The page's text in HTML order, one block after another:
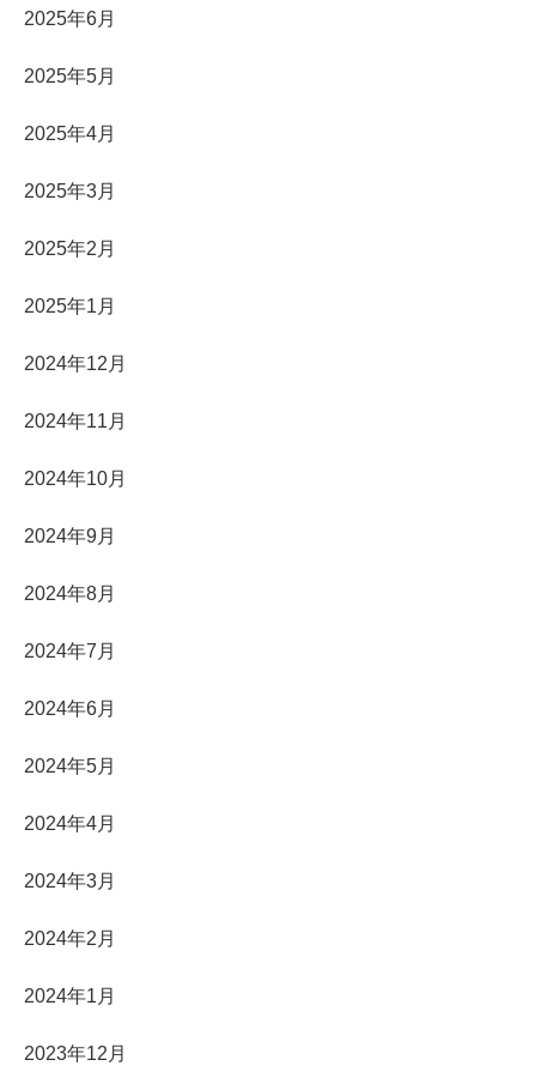
2025年6月
2025年5月
2025年4月
2025年3月
2025年2月
2025年1月
2024年12月
2024年11月
2024年10月
2024年9月
2024年8月
2024年7月
2024年6月
2024年5月
2024年4月
2024年3月
2024年2月
2024年1月
2023年12月